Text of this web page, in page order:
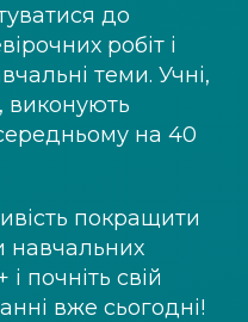
до
робіт і
теми. Учні,
, виконують
на 40
покращити
навчальних
і почніть свій
вже сьогодні!